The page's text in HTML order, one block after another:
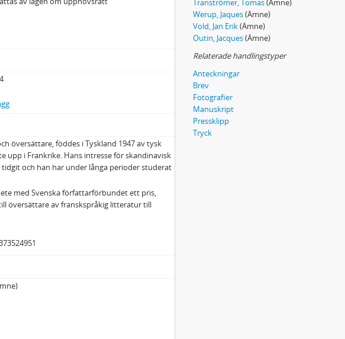
översättare, föddes i Tyskland 1947 av tysk
upp i Frankrike. Hans intresse för skandinavisk
och han har under långa perioder studerat
med Svenska författarförbundet ett pris,
översättare av franskspråkig litteratur till
Tranströmer, Tomas(Ämne)
Werup, Jaques(Ämne)
Vold, Jan Erik(Ämne)
Outin, Jacques(Ämne)
Relaterade handlingstyper
Anteckningar
Brev
Fotografier
Manuskript
Pressklipp
Tryck